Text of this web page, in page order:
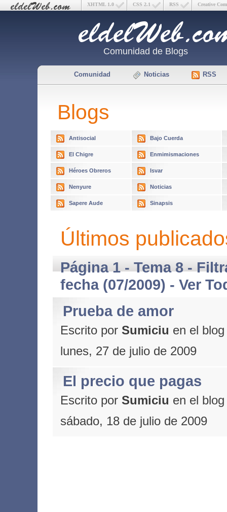
Creative
RSS
CSS 2.1
XHTML 1.0
Comunidad de Blogs
Comunidad Noticias RSS
Blogs
Antisocial Bajo Cuerda
El Chigre Enmimismaciones
Héroes Obreros Isvar
Nenyure Noticias
Sapere Aude Sinapsis
Últimos
Página 1 - Tema 8 -
fecha (07/2009) - Ver
Prueba de amor
Escrito por Sumiciu en el
lunes, 27 de julio de 2009
El precio que pagas
Escrito por Sumiciu en el
sábado, 18 de julio de 2009